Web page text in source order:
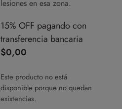
lesiones en esa zona.
15% OFF pagando con
transferencia bancaria
$0,00
Este producto no está
disponible porque no quedan
existencias.